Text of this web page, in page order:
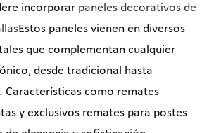
incorporar paneles decorativos de
Estos paneles vienen en diversos
que complementan cualquier
desde tradicional hasta
como remates
y exclusivos remates para postes